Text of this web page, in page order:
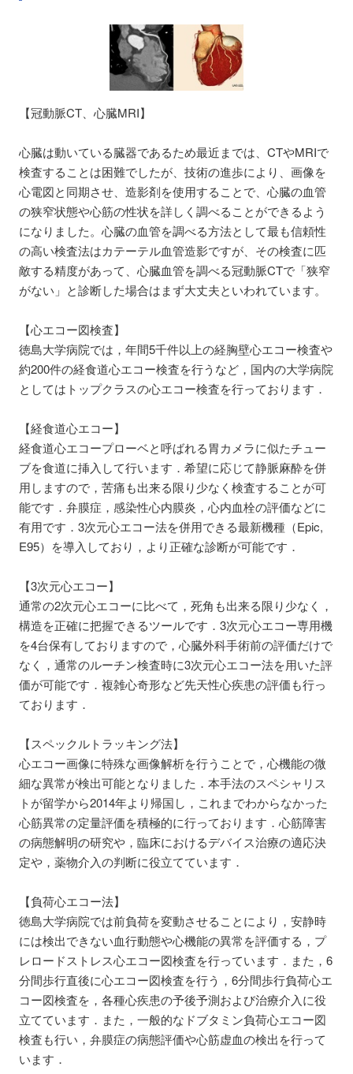
【冠動脈CT、心臓MRI】
心臓は動いている臓器であるため最近までは、CTやMRIで
検査することは困難でしたが、技術の進歩により、画像を
心電図と同期させ、造影剤を使用することで、心臓の血管
の狭窄状態や心筋の性状を詳しく調べることができるよう
になりました。心臓の血管を調べる方法として最も信頼性
の高い検査法はカテーテル血管造影ですが、その検査に匹
敵する精度があって、心臓血管を調べる冠動脈CTで「狭窄
がない」と診断した場合はまず大丈夫といわれています。
【心エコー図検査】
徳島大学病院では，年間5千件以上の経胸壁心エコー検査や
約200件の経食道心エコー検査を行うなど，国内の大学病院
としてはトップクラスの心エコー検査を行っております．
【経食道心エコー】
経食道心エコープローベと呼ばれる胃カメラに似たチュー
ブを食道に挿入して行います．希望に応じて静脈麻酔を併
用しますので，苦痛も出来る限り少なく検査することが可
能です．弁膜症，感染性心内膜炎，心内血栓の評価などに
有用です．3次元心エコー法を併用できる最新機種（Epic,
E95）を導入しており，より正確な診断が可能です．
【3次元心エコー】
通常の2次元心エコーに比べて，死角も出来る限り少なく，
構造を正確に把握できるツールです．3次元心エコー専用機
を4台保有しておりますので，心臓外科手術前の評価だけで
なく，通常のルーチン検査時に3次元心エコー法を用いた評
価が可能です．複雑心奇形など先天性心疾患の評価も行っ
ております．
【スペックルトラッキング法】
心エコー画像に特殊な画像解析を行うことで，心機能の微
細な異常が検出可能となりました．本手法のスペシャリス
トが留学から2014年より帰国し，これまでわからなかった
心筋異常の定量評価を積極的に行っております．心筋障害
の病態解明の研究や，臨床におけるデバイス治療の適応決
定や，薬物介入の判断に役立てています．
【負荷心エコー法】
徳島大学病院では前負荷を変動させることにより，安静時
には検出できない血行動態や心機能の異常を評価する，プ
レロードストレス心エコー図検査を行っています．また，6
分間歩行直後に心エコー図検査を行う，6分間歩行負荷心エ
コー図検査を，各種心疾患の予後予測および治療介入に役
立てています．また，一般的なドブタミン負荷心エコー図
検査も行い，弁膜症の病態評価や心筋虚血の検出を行って
います．